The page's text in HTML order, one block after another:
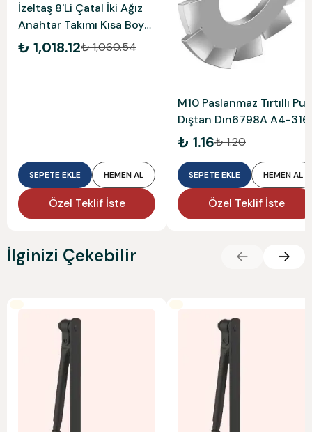
İzeltaş 8'Li Çatal İki Ağız
Anahtar Takımı Kısa Boy
0100002108
₺ 1,018.12₺ 1,060.54
SEPETE EKLE HEMEN AL
Özel Teklif İste
M10 Paslanmaz Tırtıllı Pul
Dıştan Dın6798A A4-316
₺ 1.16₺ 1.20
SEPETE EKLE HEMEN AL
Özel Teklif İste
İlginizi Çekebilir
...